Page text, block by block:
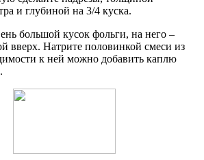
и глубиной на 3/4 куска.
большой кусок фольги, на него –
вверх. Натрите половинкой смеси из
к ней можно добавить каплю